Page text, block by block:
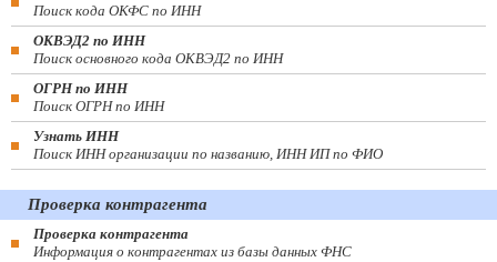
Поиск кода ОКФС по ИНН
ОКВЭД2 по ИНН
Поиск основного кода ОКВЭД2 по ИНН
ОГРН по ИНН
Поиск ОГРН по ИНН
Узнать ИНН
Поиск ИНН организации по названию, ИНН ИП по ФИО
Проверка контрагента
Проверка контрагента
Информация о контрагентах из базы данных ФНС